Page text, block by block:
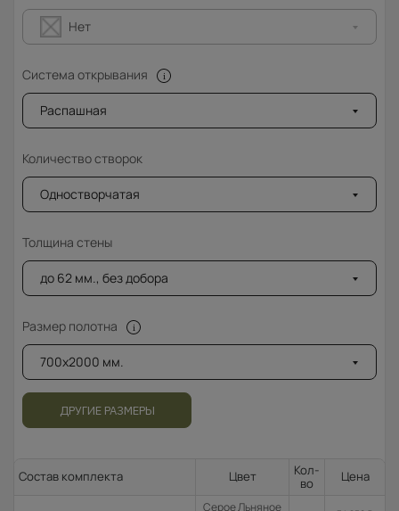
Нет
Система открывания
Распашная
Количество створок
Одностворчатая
Толщина стены
до 62 мм., без добора
Размер полотна
700x2000 мм.
ДРУГИЕ РАЗМЕРЫ
Состав комплекта Цвет
Кол-
во
Цена
Серое Льняное